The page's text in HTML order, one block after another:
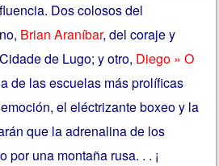
Dos colosos del
Brian Araníbar, del coraje y
de Lugo; y otro, Diego » O
de las escuelas más prolíficas
el eléctrizante boxeo y la
que la adrenalina de los
por una montaña rusa. . . ¡